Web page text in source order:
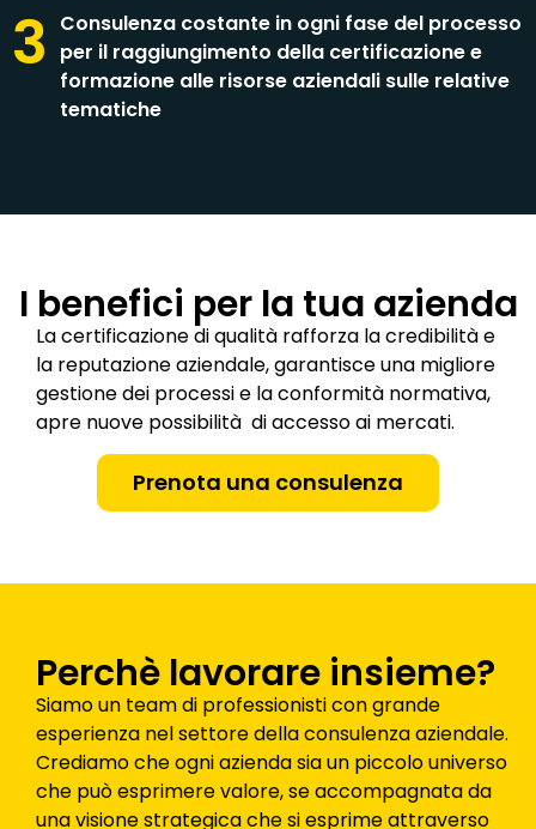
3
Consulenza costante in ogni fase del processo
per il raggiungimento della certificazione e
formazione alle risorse aziendali sulle relative
tematiche
I benefici per la tua azienda
La certificazione di qualità rafforza la credibilità e
la reputazione aziendale, garantisce una migliore
gestione dei processi e la conformità normativa,
apre nuove possibilità di accesso ai mercati.
Prenota una consulenza
Perchè lavorare insieme?
Siamo un team di professionisti con grande
esperienza nel settore della consulenza aziendale.
Crediamo che ogni azienda sia un piccolo universo
che può esprimere valore, se accompagnata da
una visione strategica che si esprime attraverso